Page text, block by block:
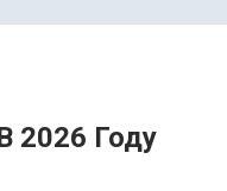
2026 Году